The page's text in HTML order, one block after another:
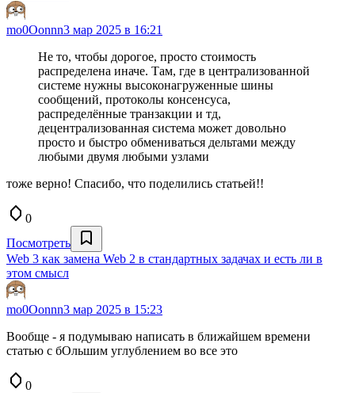
mo0Oonnn3 мар 2025 в 16:21
Не то, чтобы дорогое, просто стоимость
распределена иначе. Там, где в централизованной
системе нужны высоконагруженные шины
сообщений, протоколы консенсуса,
распределённые транзакции и тд,
децентрализованная система может довольно
просто и быстро обмениваться дельтами между
любыми двумя любыми узлами
тоже верно! Спасибо, что поделились статьей!!
0
Посмотреть
Web 3 как замена Web 2 в стандартных задачах и есть ли в
этом смысл
mo0Oonnn3 мар 2025 в 15:23
Вообще - я подумываю написать в ближайшем времени
статью с бОльшим углублением во все это
0